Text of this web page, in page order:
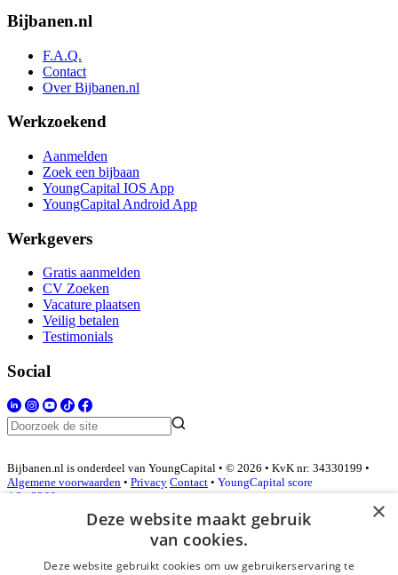
Bijbanen.nl
F.A.Q.
Contact
Over Bijbanen.nl
Werkzoekend
Aanmelden
Zoek een bijbaan
YoungCapital IOS App
YoungCapital Android App
Werkgevers
Gratis aanmelden
CV Zoeken
Vacature plaatsen
Veilig betalen
Testimonials
Social
Bijbanen.nl is onderdeel van YoungCapital • © 2026 • KvK nr: 34330199 •
Algemene voorwaarden • Privacy Contact • YoungCapital score
4.3 - 3366 reviews
Inloggen als bedrijf
×
Deze website maakt gebruik
van cookies.
Deze website gebruikt cookies om uw gebruikerservaring te